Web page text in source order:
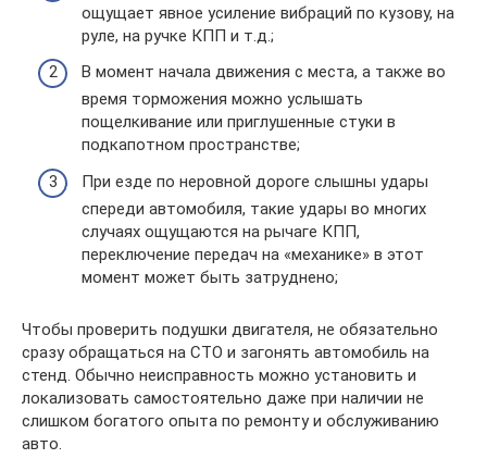
ощущает явное усиление вибраций по кузову, на
руле, на ручке КПП и т.д.;
В момент начала движения с места, а также во
время торможения можно услышать
пощелкивание или приглушенные стуки в
подкапотном пространстве;
При езде по неровной дороге слышны удары
спереди автомобиля, такие удары во многих
случаях ощущаются на рычаге КПП,
переключение передач на «механике» в этот
момент может быть затруднено;
Чтобы проверить подушки двигателя, не обязательно
сразу обращаться на СТО и загонять автомобиль на
стенд. Обычно неисправность можно установить и
локализовать самостоятельно даже при наличии не
слишком богатого опыта по ремонту и обслуживанию
авто.